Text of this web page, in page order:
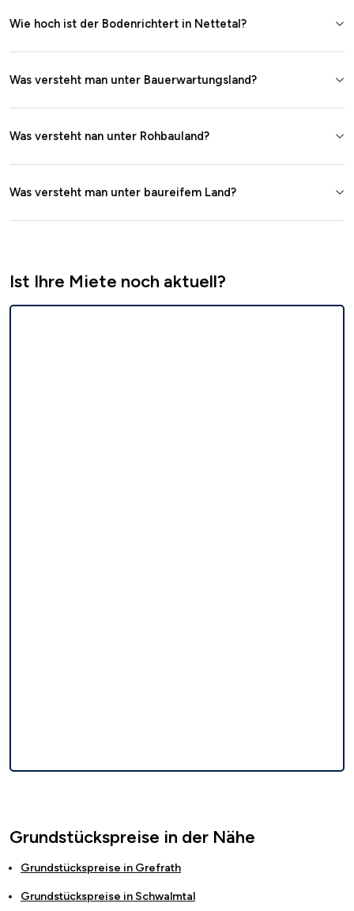
Wie hoch ist der Bodenrichtert in Nettetal?
Was versteht man unter Bauerwartungsland?
Was versteht nan unter Rohbauland?
Was versteht man unter baureifem Land?
Ist Ihre Miete noch aktuell?
Grundstückspreise in der Nähe
Grundstückspreise in Grefrath
Grundstückspreise in Schwalmtal